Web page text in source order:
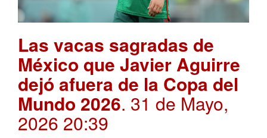
Las vacas sagradas de
México que Javier Aguirre
dejó afuera de la Copa del
Mundo 2026. 31 de Mayo,
2026 20:39